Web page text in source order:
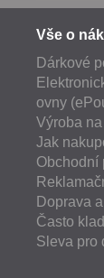
Vše o
Dárkové
ovny
Výroba
Jak
Obchodní
Doprava
Často
Sleva pro